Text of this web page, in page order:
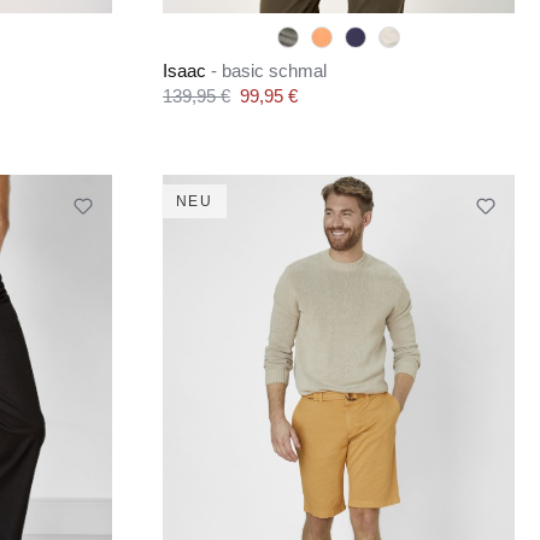
Isaac - basic schmal
Verkaufspreis:
99,95 €
Regulärer Preis:
139,95 €
NEU